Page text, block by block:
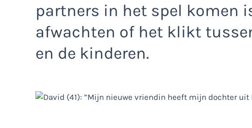
partners in het spel komen
afwachten of het klikt
en de kinderen.